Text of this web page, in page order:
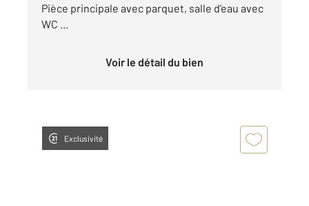
Pièce principale avec parquet, salle d'eau avec
WC ...
Voir le détail du bien
Exclusivité